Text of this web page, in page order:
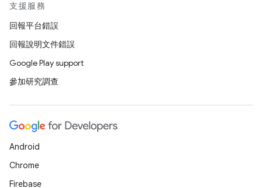
支援服務
回報平台錯誤
回報說明文件錯誤
Google Play support
參加研究調查
Android
Chrome
Firebase